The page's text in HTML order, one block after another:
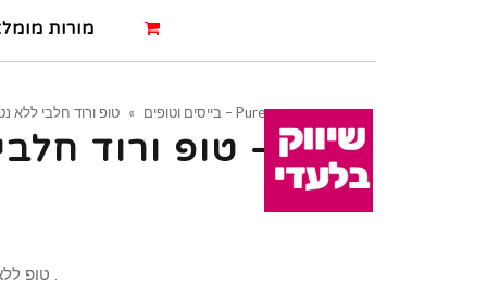
מורות
בייסים וטופים » טופ ורוד חלבי ללא נטרול – Pure
טופ ורוד
טופ ללא נאורות בגוון יחודי ורוד חלבי .